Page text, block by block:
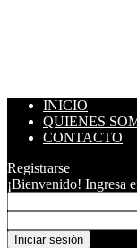
INICIO
QUIENES
CONTACTO
Registrarse
¡Bienvenido! Ingresa